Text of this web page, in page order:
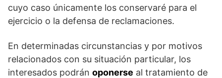
cuyo caso únicamente los conservaré para el
ejercicio o la defensa de reclamaciones.
En determinadas circunstancias y por motivos
relacionados con su situación particular, los
interesados podrán oponerse al tratamiento de